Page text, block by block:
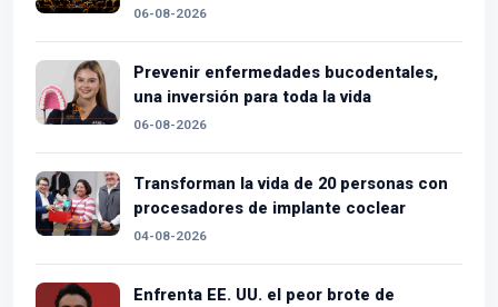
06-08-2026
Prevenir enfermedades bucodentales,
una inversión para toda la vida
06-08-2026
Transforman la vida de 20 personas con
procesadores de implante coclear
04-08-2026
Enfrenta EE. UU. el peor brote de